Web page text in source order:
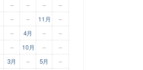
– – –
–
– – 11月 –
– 4月 –
–
– 10月 – –
3月 – 5月
–